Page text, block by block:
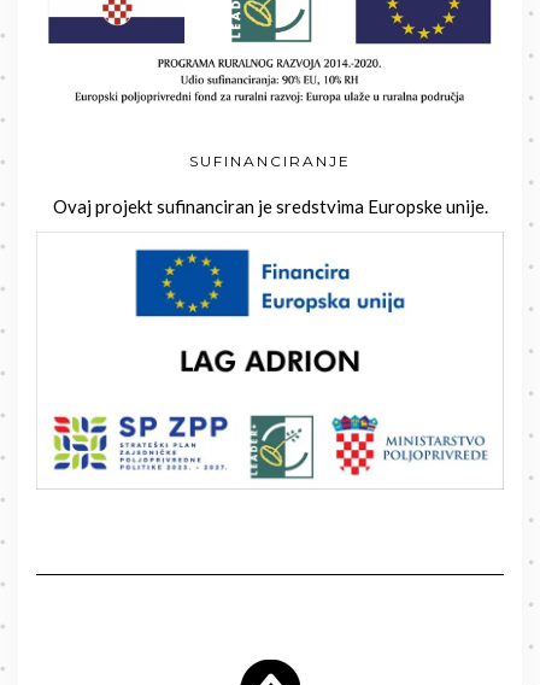
SUFINANCIRANJE
Ovaj projekt sufinanciran je sredstvima Europske unije.